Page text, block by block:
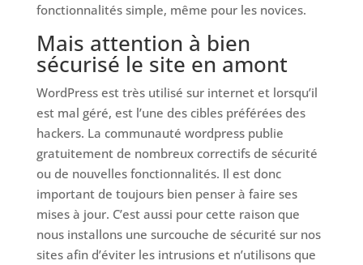
fonctionnalités simple, même pour les novices.
Mais attention à bien
sécurisé le site en amont
WordPress est très utilisé sur internet et lorsqu’il
est mal géré, est l’une des cibles préférées des
hackers. La communauté wordpress publie
gratuitement de nombreux correctifs de sécurité
ou de nouvelles fonctionnalités. Il est donc
important de toujours bien penser à faire ses
mises à jour. C’est aussi pour cette raison que
nous installons une surcouche de sécurité sur nos
sites afin d’éviter les intrusions et n’utilisons que